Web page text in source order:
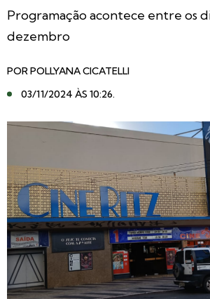
Programação acontece entre os
dezembro
PORPOLLYANA CICATELLI
03/11/2024 ÀS 10:26.